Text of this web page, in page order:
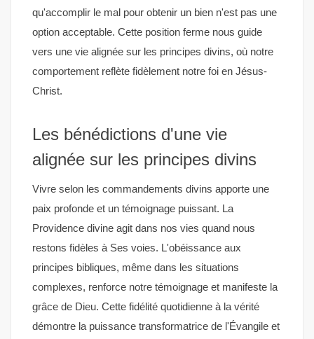
qu'accomplir le mal pour obtenir un bien n'est pas une
option acceptable. Cette position ferme nous guide
vers une vie alignée sur les principes divins, où notre
comportement reflète fidèlement notre foi en Jésus-
Christ.
Les bénédictions d'une vie
alignée sur les principes divins
Vivre selon les commandements divins apporte une
paix profonde et un témoignage puissant. La
Providence divine agit dans nos vies quand nous
restons fidèles à Ses voies. L'obéissance aux
principes bibliques, même dans les situations
complexes, renforce notre témoignage et manifeste la
grâce de Dieu. Cette fidélité quotidienne à la vérité
démontre la puissance transformatrice de l'Évangile et